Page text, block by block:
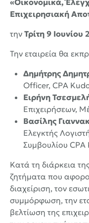
Επιχειρησιακή
την Τρίτη 9
Την εταιρεία θα
Δημήτρης
Officer, CPA
Ειρήνη
Επιχειρήσεων,
Βασίλης
Ελεγκτής
Συμβουλίου
Κατά τη διάρκεια
ζητήματα που
διαχείριση, τον
συμμόρφωση, την
βελτίωση της